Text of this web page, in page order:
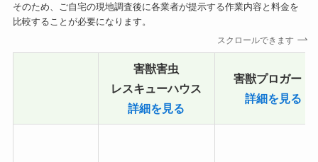
そのため、ご自宅の現地調査後に各業者が提示する作業内容と料金を
比較することが必要になります。
スクロールできます
害獣害虫
レスキューハウス
詳細を見る
害獣プロガード
詳細を見る